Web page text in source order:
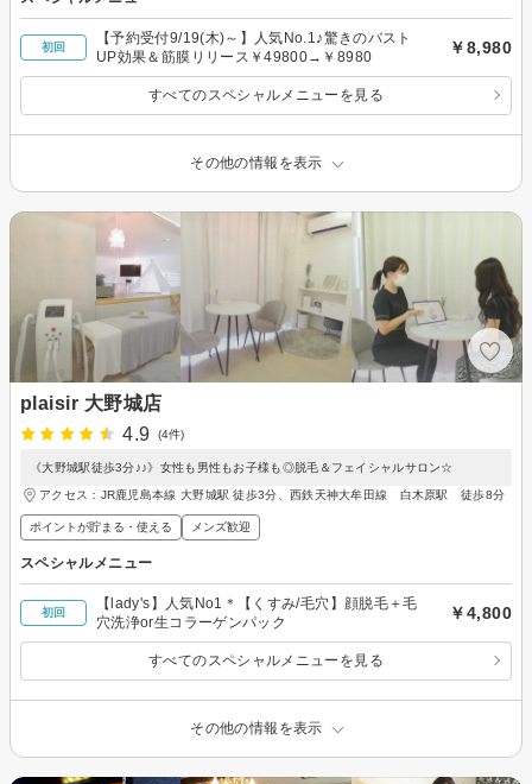
初回
【予約受付9/19(木)～】人気No.1♪驚きのバスト
UP効果＆筋膜リリース￥49800→￥8980
￥8,980
すべてのスペシャルメニューを見る
その他の情報を表示
plaisir 大野城店
4.9
(4件)
《大野城駅徒歩3分♪♪》女性も男性もお子様も◎脱毛＆フェイシャルサロン☆
アクセス：JR鹿児島本線 大野城駅 徒歩3分、西鉄天神大牟田線 白木原駅 徒歩8分
ポイントが貯まる・使える メンズ歓迎
スペシャルメニュー
初回
【lady's】人気No1＊【くすみ/毛穴】顔脱毛＋毛
穴洗浄or生コラーゲンパック
￥4,800
すべてのスペシャルメニューを見る
その他の情報を表示